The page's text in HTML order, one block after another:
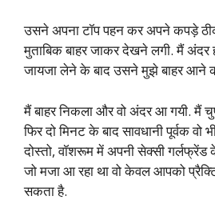
उसने अपना टॉप पहन कर अपने कपड़े
मुताबिक बाहर जाकर देखने लगी. मैं अंदर
जायजा लेने के बाद उसने मुझे बाहर आने
मैं बाहर निकला और वो अंदर आ गयी. मैं
फिर दो मिनट के बाद सावधानी पूर्वक वो
दोस्तो, वॉशरूम में अपनी सेक्सी
जो मजा आ रहा था वो केवल आपको
सकता है.